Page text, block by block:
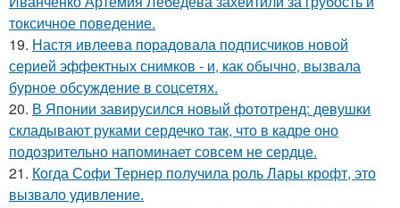
токсичное поведение.
19. Настя ивлеева порадовала подписчиков новой
серией эффектных снимков - и, как обычно, вызвала
бурное обсуждение в соцсетях.
20. В Японии завирусился новый фототренд: девушки
складывают руками сердечко так, что в кадре оно
подозрительно напоминает совсем не сердце.
21. Когда Софи Тернер получила роль Лары крофт, это
вызвало удивление.